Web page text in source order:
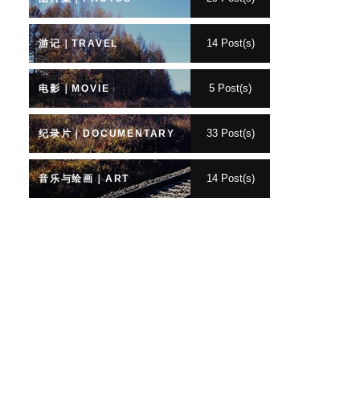
游记｜TRAVEL 14 Post(s)
电影｜MOVIE 5 Post(s)
纪录片｜DOCUMENTARY 33 Post(s)
音乐与绘画｜ART 14 Post(s)